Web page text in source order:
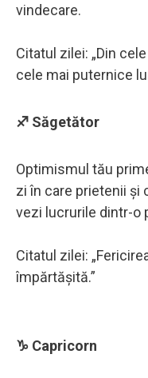
vindecare.
Citatul zilei: „Din
cele mai puternice
♐ Săgetător
Optimismul tău
zi în care prietenii și
vezi lucrurile dintr-o
Citatul zilei:
împărtășită.”
♑ Capricorn